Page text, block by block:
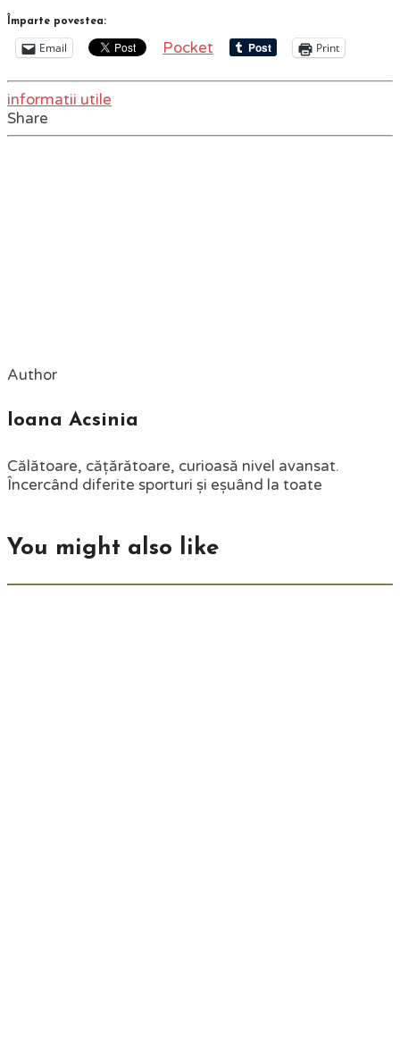
Împarte povestea:
Email Pocket Print
informatii utile
Share
Author
Ioana Acsinia
Călătoare, cățărătoare, curioasă nivel avansat.
Încercând diferite sporturi și eșuând la toate
You might also like